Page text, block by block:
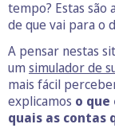
tempo? Estas são
de que vai para o
A pensar nestas
um simulador de
mais fácil
explicamos o
quais as contas